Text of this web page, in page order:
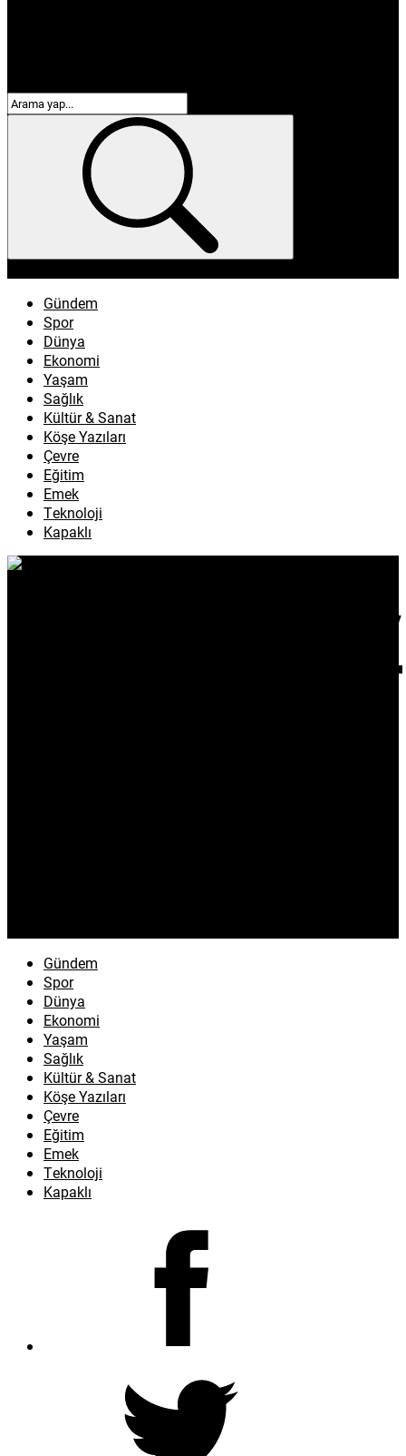
Gündem
Spor
Dünya
Ekonomi
Yaşam
Sağlık
Kültür & Sanat
Köşe Yazıları
Çevre
Eğitim
Emek
Teknoloji
Kapaklı
Gündem
Spor
Dünya
Ekonomi
Yaşam
Sağlık
Kültür & Sanat
Köşe Yazıları
Çevre
Eğitim
Emek
Teknoloji
Kapaklı